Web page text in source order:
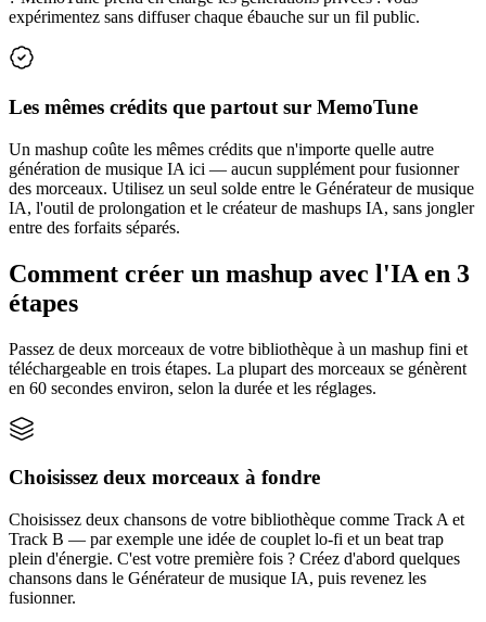
expérimentez sans diffuser chaque ébauche sur un fil public.
Les mêmes crédits que partout sur MemoTune
Un mashup coûte les mêmes crédits que n'importe quelle autre
génération de musique IA ici — aucun supplément pour fusionner
des morceaux. Utilisez un seul solde entre le Générateur de musique
IA, l'outil de prolongation et le créateur de mashups IA, sans jongler
entre des forfaits séparés.
Comment créer un mashup avec l'IA en 3
étapes
Passez de deux morceaux de votre bibliothèque à un mashup fini et
téléchargeable en trois étapes. La plupart des morceaux se génèrent
en 60 secondes environ, selon la durée et les réglages.
Choisissez deux morceaux à fondre
Choisissez deux chansons de votre bibliothèque comme Track A et
Track B — par exemple une idée de couplet lo-fi et un beat trap
plein d'énergie. C'est votre première fois ? Créez d'abord quelques
chansons dans le Générateur de musique IA, puis revenez les
fusionner.